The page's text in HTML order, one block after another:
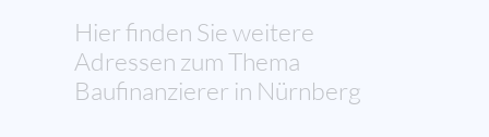
Hier finden Sie weitere
Adressen zum Thema
Baufinanzierer in Nürnberg